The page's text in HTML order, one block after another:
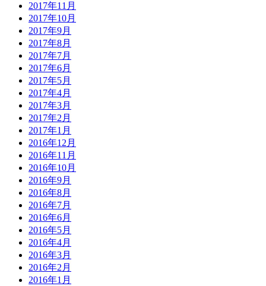
2017年11月
2017年10月
2017年9月
2017年8月
2017年7月
2017年6月
2017年5月
2017年4月
2017年3月
2017年2月
2017年1月
2016年12月
2016年11月
2016年10月
2016年9月
2016年8月
2016年7月
2016年6月
2016年5月
2016年4月
2016年3月
2016年2月
2016年1月